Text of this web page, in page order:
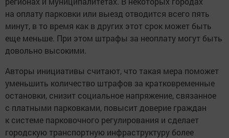
на оплату парковки или выезд отводится всего пять
минут, в то время как в других этот срок может быть
еще меньше. При этом штрафы за неоплату могут быть
довольно высокими.
Авторы инициативы считают, что такая мера поможет
уменьшить количество штрафов за кратковременные
остановки, снизит социальное напряжение, связанное
с платными парковками, повысит доверие граждан
к системе парковочного регулирования и сделает
городскую транспортную инфраструктуру более